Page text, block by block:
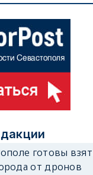
готовы
от дронов